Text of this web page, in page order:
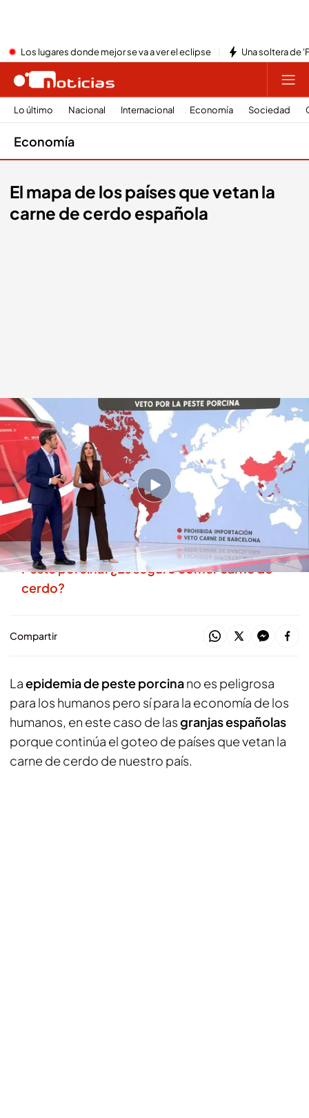
Los lugares donde mejor se va a ver el eclipse Una soltera de
Lo último Nacional Internacional Economía Sociedad
Economía
El mapa de los países que vetan la
carne de cerdo española
El mapa de los países que vetan la carne de cerdo española.Cuatro
Redacción digital Noticias Cuatro
02 DIC 2025 - 21:13h.
La epidemia de peste porcina no es peligrosa
para los humanos pero sí para la economía
española.
Peste porcina: ¿Es seguro comer carne de
cerdo?
Compartir
Laepidemia de peste porcinano es peligrosa
para los humanos pero sí para la economía de los
humanos, en este caso de lasgranjas españolas
porque continúa el goteo de países que vetan la
carne de cerdo de nuestro país.